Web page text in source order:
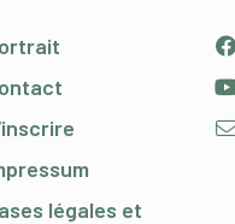
légales et